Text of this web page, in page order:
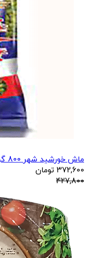
ماش خورشید شهر 800 گرم
372,600 تومان
427,800